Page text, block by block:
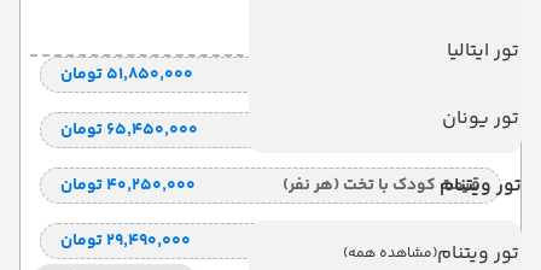
تور ایتالیا
تور یونان
تور ویتنام
تور ویتنام(مشاهده همه)
۵۱٬۸۵۰٬۰۰۰ تومان
قیمت 1 تخته (هرنفر) ۶۵٬۴۵۰٬۰۰۰ تومان
قیمت کودک با تخت (هر نفر) ۴۰٬۲۵۰٬۰۰۰ تومان
قیمت کودک بدون تخت (هرنفر) ۲۹٬۴۹۰٬۰۰۰ تومان